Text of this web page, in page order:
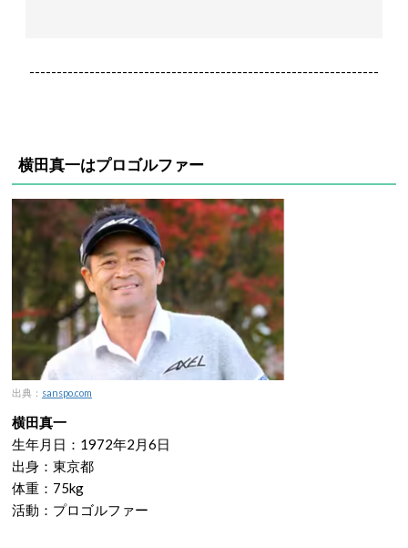
----------------------------------------------------------------
横田真一はプロゴルファー
出典： sanspo.com
横田真一
生年月日：1972年2月6日
出身：東京都
体重：75kg
活動：プロゴルファー